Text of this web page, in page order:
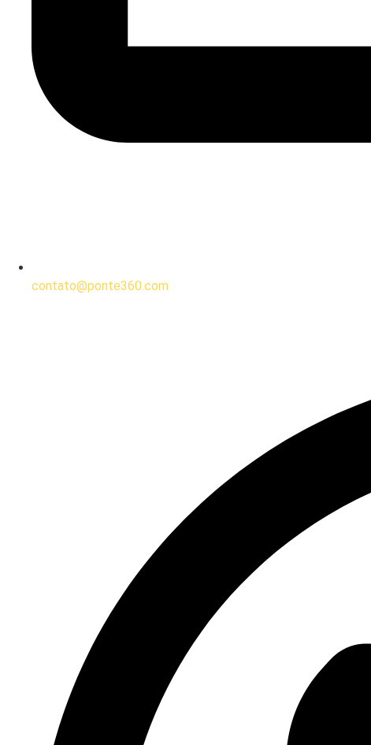
contato@ponte360.com